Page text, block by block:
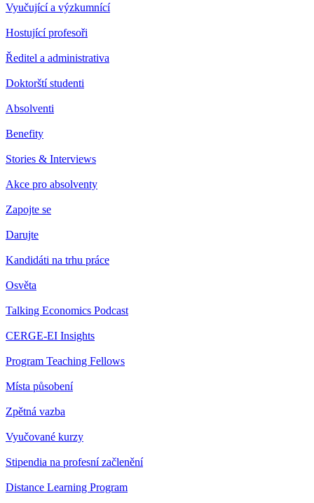
Vyučující a výzkumnící
Hostující profesoři
Ředitel a administrativa
Doktorští studenti
Absolventi
Benefity
Stories & Interviews
Akce pro absolventy
Zapojte se
Darujte
Kandidáti na trhu práce
Osvěta
Talking Economics Podcast
CERGE-EI Insights
Program Teaching Fellows
Místa působení
Zpětná vazba
Vyučované kurzy
Stipendia na profesní začlenění
Distance Learning Program